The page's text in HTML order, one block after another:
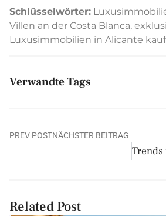
Schlüsselwörter:
Villen an der Costa Blanca,
Luxusimmobilien in Alicante
Verwandte Tags
PREV POSTNÄCHSTER BEITRAG
Related Post